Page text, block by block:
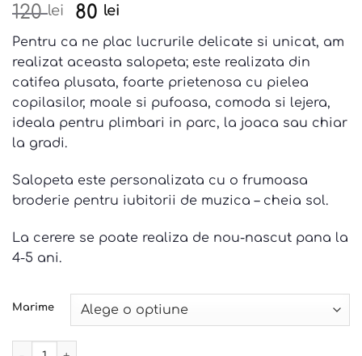
120lei
Pretul
initial
a
fost:
120 lei.
80 lei
curent
este:
80 lei.
Pentru ca ne plac lucrurile delicate si unicat, am
realizat aceasta salopeta; este realizata din
catifea plusata, foarte prietenosa cu pielea
copilasilor, moale si pufoasa, comoda si lejera,
ideala pentru plimbari in parc, la joaca sau chiar
la gradi.
Salopeta este personalizata cu o frumoasa
broderie pentru iubitorii de muzica – cheia sol.
La cerere se poate realiza de nou-nascut pana la
4-5 ani.
Marime
Cantitate Salopeta cheia sol